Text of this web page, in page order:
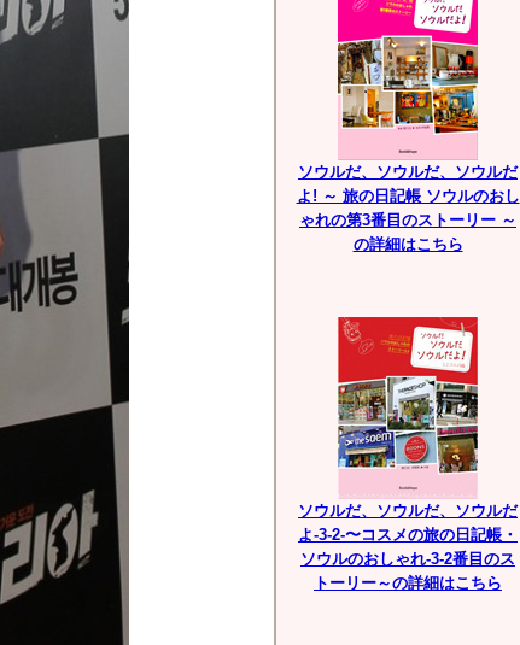
ソウルだ、ソウルだ、ソウルだ
よ! ～ 旅の日記帳 ソウルのおし
ゃれの第3番目のストーリー ～
の詳細はこちら
ソウルだ、ソウルだ、ソウルだ
よ-3-2-〜コスメの旅の日記帳・
ソウルのおしゃれ-3-2番目のス
トーリー～の詳細はこちら